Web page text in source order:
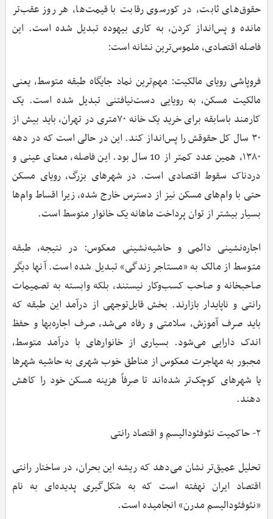
حقوق‌های ثابت، در کورسوی رقابت با قیمت‌ها، هر روز عقب‌تر
مانده و پس‌انداز کردن، به کاری بیهوده تبدیل شده است. این
فاصله اقتصادی، ملموس‌ترین نشانه است:
فروپاشی رویای مالکیت: مهم‌ترین نماد جایگاه طبقه متوسط، یعنی
مالکیت مسکن، به رویایی دست‌نیافتنی تبدیل شده است. یک
کارمند باسابقه برای خرید یک خانه ۷۰متری در تهران، باید بیش از
۳۰ سال کل حقوقش را پس‌انداز کند. این در حالی است که در دهه
۱۳۸۰، همین عدد کمتر از 10 سال بود. این فاصله، معنای عینی و
دردناک سقوط اقتصادی است. در شهرهای بزرگ، رویای مسکن
حتی با وام‌های مسکن نیز از دسترس خارج شده، زیرا اقساط وام‌ها
بسیار بیشتر از توان پرداخت ماهانه یک خانوار متوسط است.
اجاره‌نشینی دائمی و حاشیه‌نشینی معکوس: در نتیجه، طبقه
متوسط از مالک به «مستاجر زندگی» تبدیل شده است. آنها دیگر
صاحبخانه و صاحب کسب‌وکار نیستند، بلکه وابسته به تصمیمات
رانتی و ناپایدار بازارند. بخش قابل‌توجهی از درآمد این طبقه که
باید صرف آموزش، سلامتی و رفاه می‌شد، صرف اجاره‌بها و حفظ
اندک دارایی می‌شود. بسیاری از خانوارهای با درآمد متوسط،
مجبور به مهاجرت معکوس از مناطق خوب شهری به حاشیه شهرها
یا شهرهای کوچک‌تر شده‌اند تا صرفاً هزینه مسکن خود را کاهش
دهند.
۲- حاکمیت نئوفئودالیسم و اقتصاد رانتی
تحلیل عمیق‌تر نشان می‌دهد که ریشه این بحران، در ساختار رانتی
اقتصاد ایران نهفته است که به شکل‌گیری پدیده‌ای به نام
«نئوفئودالیسم مدرن» انجامیده است.